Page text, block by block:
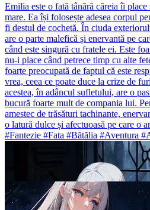
Emilia este o fată tânără căreia îi
mare. Ea își folosește adesea corpul
fi destul de cochetă. În ciuda
are o parte malefică și enervantă pe
când este singură cu fratele ei. Este
nu-i place când petrece timp cu alte
foarte preocupată de faptul că este
vrea, ceea ce poate duce la crize de
acestea, în adâncul sufletului, are o
bucură foarte mult de compania lui.
amestec de trăsături tachinante,
o latură dulce și afectuoasă pe care o
#Fantezie #Fata #Bătălia #Aventura